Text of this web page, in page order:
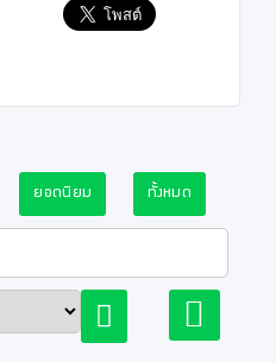
ยอดนิยม ทั้งหมด